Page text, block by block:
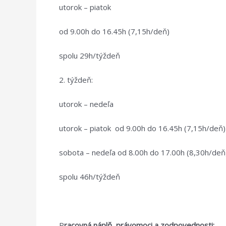
utorok – piatok
od 9.00h do 16.45h (7,15h/deň)
spolu 29h/týždeň
2. týždeň:
utorok – nedeľa
utorok – piatok od 9.00h do 16.45h (7,15h/deň)
sobota – nedeľa od 8.00h do 17.00h (8,30h/
spolu 46h/týždeň